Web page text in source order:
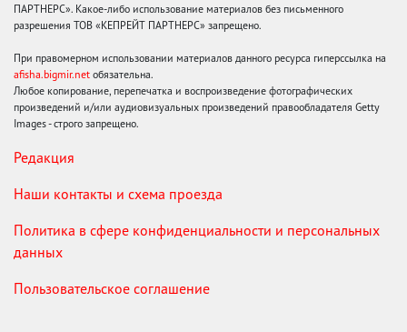
ПАРТНЕРС». Какое-либо использование материалов без письменного
разрешения ТОВ «КЕПРЕЙТ ПАРТНЕРС» запрещено.
При правомерном использовании материалов данного ресурса гиперссылка на
afisha.bigmir.net обязательна.
Любое копирование, перепечатка и воспроизведение фотографических
произведений и/или аудиовизуальных произведений правообладателя Getty
Images - строго запрещено.
Редакция
Наши контакты и схема проезда
Политика в сфере конфиденциальности и персональных
данных
Пользовательское соглашение